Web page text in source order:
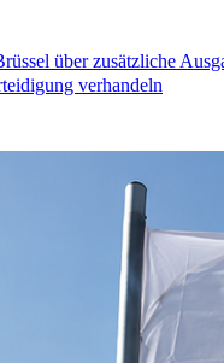
über zusätzliche
verhandeln